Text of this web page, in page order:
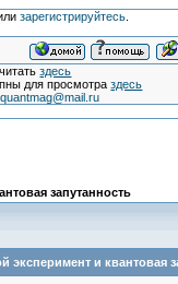
зарегистрируйтесь.
здесь
для просмотраздесь
quantmag@mail.ru
запутанность
эксперимент и квантовая